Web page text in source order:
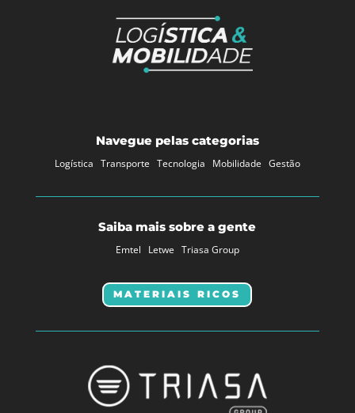
Navegue pelas categorias
Logística Transporte Tecnologia Mobilidade Gestão
Saiba mais sobre a gente
Emtel Letwe Triasa Group
MATERIAIS RICOS